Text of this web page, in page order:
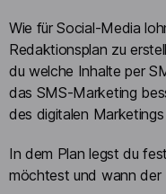
Wie für Social-Media
Redaktionsplan zu
du welche Inhalte per
das SMS-Marketing
des digitalen
In dem Plan legst du
möchtest und wann